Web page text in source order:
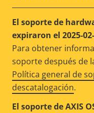
El soporte de
expiraron el 2025-
Para obtener
soporte después de
Política general de
descatalogación.
El soporte de AXIS